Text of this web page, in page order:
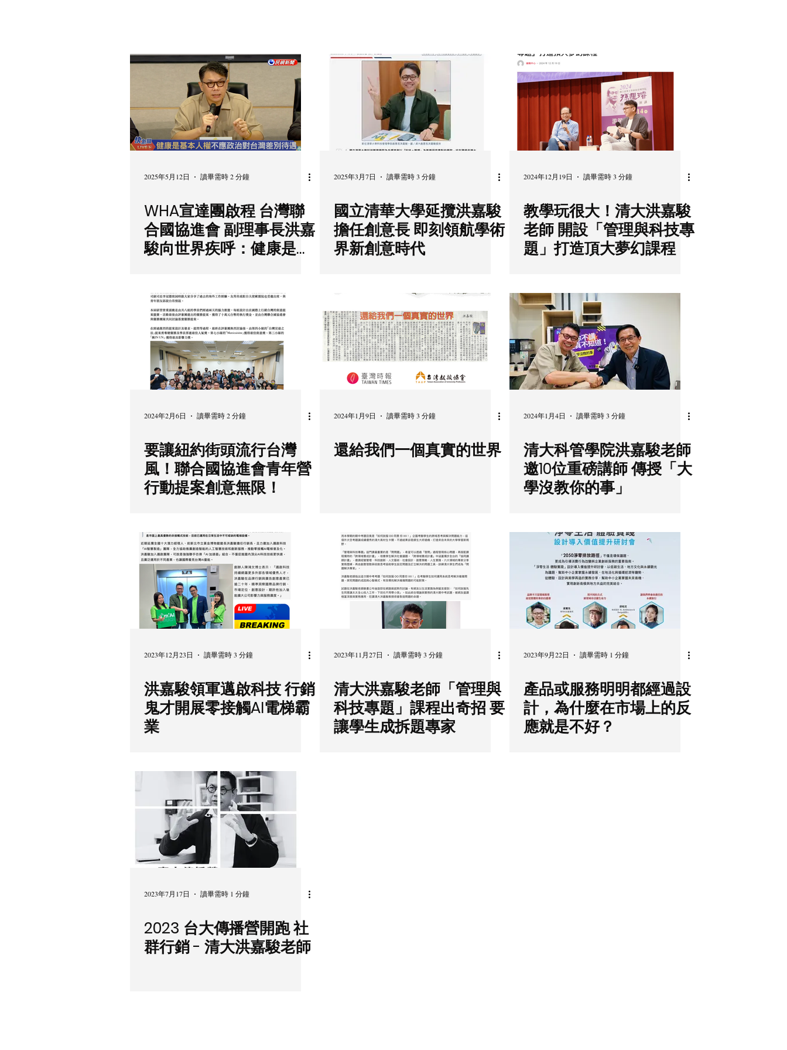
2025年5月12日 讀畢需時 2 分鐘
WHA宣達團啟程 台灣聯
合國協進會 副理事長洪嘉
駿向世界疾呼：健康是基
2025年3月7日 讀畢需時 3 分鐘
國立清華大學延攬洪嘉駿
擔任創意長 即刻領航學術
界新創意時代
2024年12月19日 讀畢需時 3 分鐘
教學玩很大！清大洪嘉駿
老師 開設「管理與科技專
題」打造頂大夢幻課程
2024年2月6日 讀畢需時 2 分鐘
要讓紐約街頭流行台灣
風！聯合國協進會青年營
行動提案創意無限！
2024年1月9日 讀畢需時 3 分鐘
還給我們一個真實的世界
2024年1月4日 讀畢需時 3 分鐘
清大科管學院洪嘉駿老師
邀10位重磅講師 傳授「大
學沒教你的事」
2023年12月23日 讀畢需時 3 分鐘
洪嘉駿領軍邁啟科技 行銷
鬼才開展零接觸AI電梯霸
業
2023年11月27日 讀畢需時 3 分鐘
清大洪嘉駿老師「管理與
科技專題」課程出奇招 要
讓學生成拆題專家
2023年9月22日 讀畢需時 1 分鐘
產品或服務明明都經過設
計，為什麼在市場上的反
應就是不好？
2023年7月17日 讀畢需時 1 分鐘
2023 台大傳播營開跑 社
群行銷 - 清大洪嘉駿老師